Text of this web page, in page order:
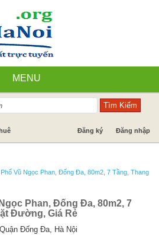
MENU
Đăng ký Đăng nhập
Vũ Ngọc Phan, Đống Đa, 80m2, 7 Tầng, Thang
Phan, Đống Đa, 80m2, 7
Đường, Giá Rẻ
Đống Đa, Hà Nội